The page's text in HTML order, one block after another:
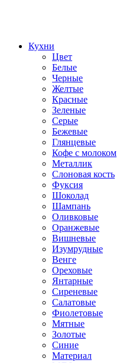
Кухни
Цвет
Белые
Черные
Желтые
Красные
Зеленые
Серые
Бежевые
Глянцевые
Кофе с молоком
Металлик
Слоновая кость
Фуксия
Шоколад
Шампань
Оливковые
Оранжевые
Вишневые
Изумрудные
Венге
Ореховые
Янтарные
Сиреневые
Салатовые
Фиолетовые
Мятные
Золотые
Синие
Материал